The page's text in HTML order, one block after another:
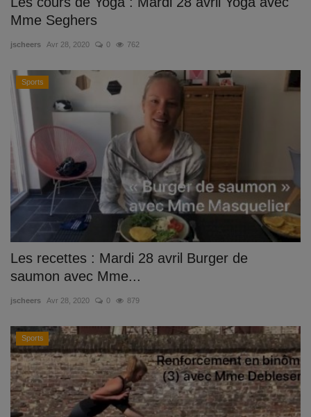
Mme Seghers
jscheers Avr 28, 2020 0 762
Sports
Les recettes : Mardi 28 avril Burger de
saumon avec Mme...
jscheers Avr 28, 2020 0 879
Sports